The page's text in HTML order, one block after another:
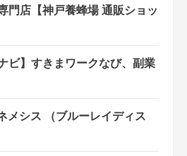
門店【神戸養蜂場 通販ショッ
ビ】すきまワークなび、副業
メシス （ブルーレイディス